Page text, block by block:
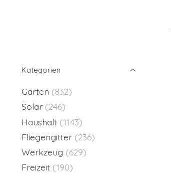
Kategorien
Garten (832)
Solar (246)
Haushalt (1143)
Fliegengitter (236)
Werkzeug (629)
Freizeit (190)